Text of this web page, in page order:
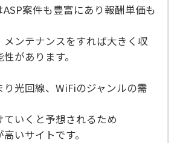
ASP案件も豊富にあり報酬単価も
メンテナンスをすれば大きく収
があります。
り光回線、WiFiのジャンルの需
いくと予想されるため
いサイトです。